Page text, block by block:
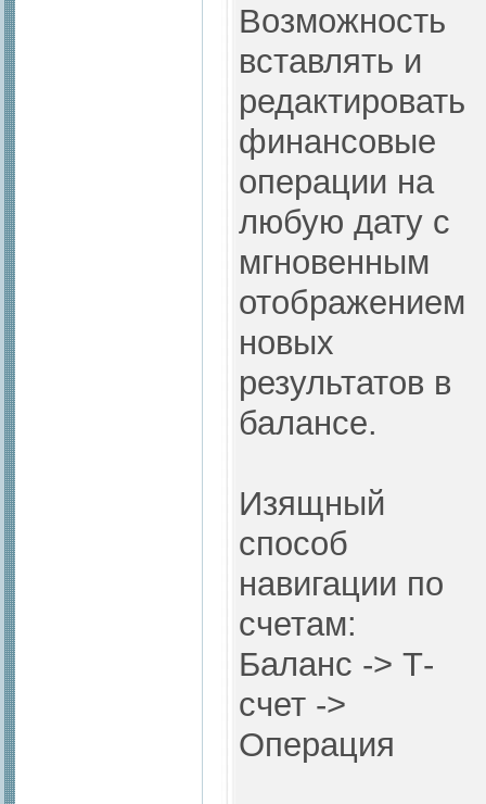
Возможность
вставлять и
редактировать
финансовые
операции на
любую дату с
мгновенным
отображением
новых
результатов в
балансе.
Изящный
способ
навигации по
счетам:
Баланс -> Т-
счет ->
Операция